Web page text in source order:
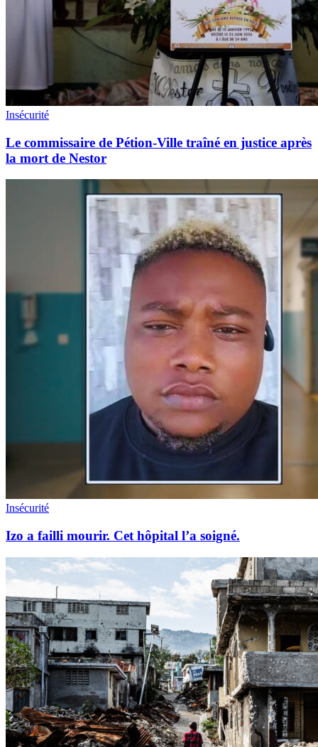
Insécurité
Le commissaire de Pétion-Ville traîné en justice après
la mort de Nestor
Insécurité
Izo a failli mourir. Cet hôpital l’a soigné.